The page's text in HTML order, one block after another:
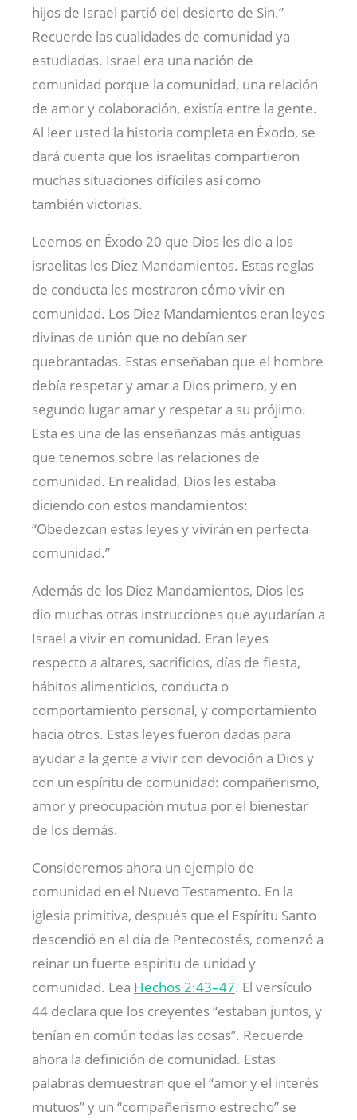
hijos de Israel partió del desierto de Sin.”
Recuerde las cualidades de comunidad ya
estudiadas. Israel era una nación de
comunidad porque la comunidad, una relación
de amor y colaboración, existía entre la gente.
Al leer usted la historia completa en Éxodo, se
dará cuenta que los israelitas compartieron
muchas situaciones difíciles así como
también victorias.
Leemos en Éxodo 20 que Dios les dio a los
israelitas los Diez Mandamientos. Estas reglas
de conducta les mostraron cómo vivir en
comunidad. Los Diez Mandamientos eran leyes
divinas de unión que no debían ser
quebrantadas. Estas enseñaban que el hombre
debía respetar y amar a Dios primero, y en
segundo lugar amar y respetar a su prójimo.
Esta es una de las enseñanzas más antiguas
que tenemos sobre las relaciones de
comunidad. En realidad, Dios les estaba
diciendo con estos mandamientos:
“Obedezcan estas leyes y vivirán en perfecta
comunidad.”
Además de los Diez Mandamientos, Dios les
dio muchas otras instrucciones que ayudarían a
Israel a vivir en comunidad. Eran leyes
respecto a altares, sacrificios, días de fiesta,
hábitos alimenticios, conducta o
comportamiento personal, y comportamiento
hacia otros. Estas leyes fueron dadas para
ayudar a la gente a vivir con devoción a Dios y
con un espíritu de comunidad: compañerismo,
amor y preocupación mutua por el bienestar
de los demás.
Consideremos ahora un ejemplo de
comunidad en el Nuevo Testamento. En la
iglesia primitiva, después que el Espíritu Santo
descendió en el día de Pentecostés, comenzó a
reinar un fuerte espíritu de unidad y
comunidad. Lea Hechos 2:43–47. El versículo
44 declara que los creyentes “estaban juntos, y
tenían en común todas las cosas”. Recuerde
ahora la definición de comunidad. Estas
palabras demuestran que el “amor y el interés
mutuos” y un “compañerismo estrecho” se